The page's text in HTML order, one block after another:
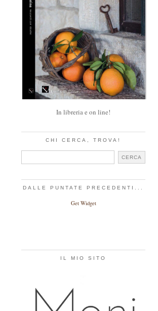
In libreria e on line!
CHI CERCA, TROVA!
DALLE PUNTATE PRECEDENTI...
Get Widget
IL MIO SITO